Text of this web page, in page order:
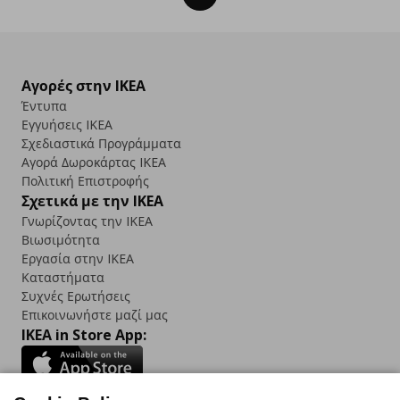
Αγορές στην IKEA
Έντυπα
Εγγυήσεις IKEA
Σχεδιαστικά Προγράμματα
Αγορά Δωρoκάρτας IKEA
Πολιτική Επιστροφής
Σχετικά με την IKEA
Γνωρίζοντας την IKEA
Βιωσιμότητα
Εργασία στην IKEA
Καταστήματα
Συχνές Ερωτήσεις
Επικοινωνήστε μαζί μας
IKEA in Store App: